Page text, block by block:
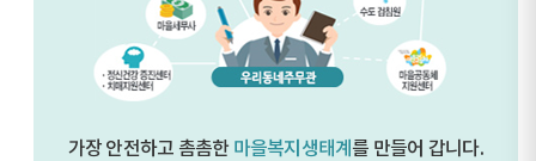
가장 안전하고 촘촘한 마을복지생태계 를 만들어 갑니다.